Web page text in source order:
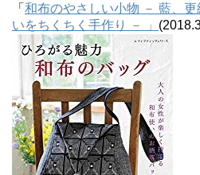
「 和布のやさしい小物 － 藍
いをちくちく手作り － 」